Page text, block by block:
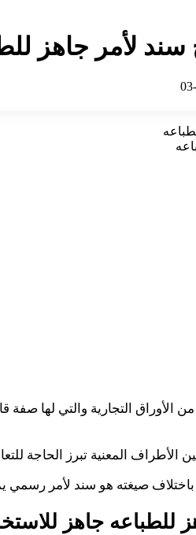
جاهز للطباعه لعام
الأوراق التجارية والتي لها
بين الأطراف المعنية تبرز الحاجة
صيغته هو سند لأمر رسمي
للطباعه جاهز